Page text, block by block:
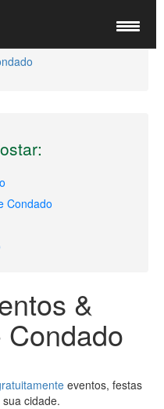
Condado
&
eventos, festas
cidade.